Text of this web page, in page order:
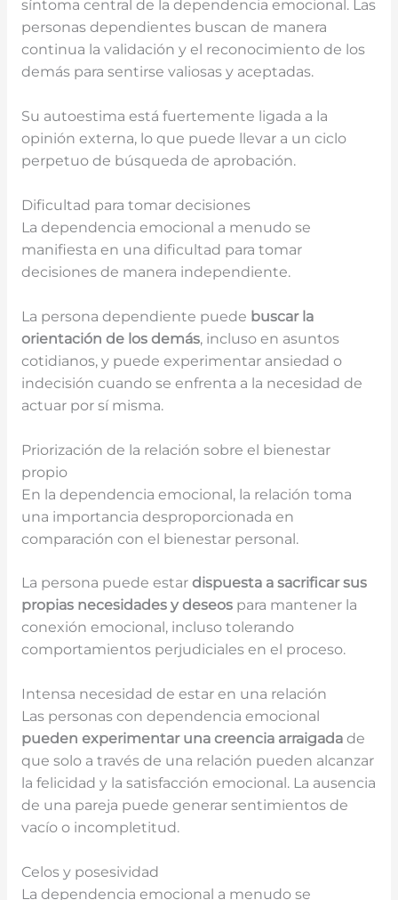
síntoma central de la dependencia emocional. Las
personas dependientes buscan de manera
continua la validación y el reconocimiento de los
demás para sentirse valiosas y aceptadas.
Su autoestima está fuertemente ligada a la
opinión externa, lo que puede llevar a un ciclo
perpetuo de búsqueda de aprobación.
Dificultad para tomar decisiones
La dependencia emocional a menudo se
manifiesta en una dificultad para tomar
decisiones de manera independiente.
La persona dependiente puede buscar la
orientación de los demás, incluso en asuntos
cotidianos, y puede experimentar ansiedad o
indecisión cuando se enfrenta a la necesidad de
actuar por sí misma.
Priorización de la relación sobre el bienestar
propio
En la dependencia emocional, la relación toma
una importancia desproporcionada en
comparación con el bienestar personal.
La persona puede estar dispuesta a sacrificar sus
propias necesidades y deseospara mantener la
conexión emocional, incluso tolerando
comportamientos perjudiciales en el proceso.
Intensa necesidad de estar en una relación
Las personas con dependencia emocional
pueden experimentar una creencia arraigadade
que solo a través de una relación pueden alcanzar
la felicidad y la satisfacción emocional. La ausencia
de una pareja puede generar sentimientos de
vacío o incompletitud.
Celos y posesividad
La dependencia emocional a menudo se